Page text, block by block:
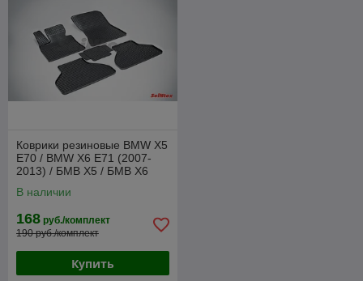
Коврики резиновые BMW X5
E70 / BMW X6 E71 (2007-
2013) / БМВ Х5 / БМВ Х6
В наличии
168 руб./комплект
190 руб./комплект
Купить